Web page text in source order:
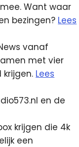
Want waar
bezingen? Lees
vanaf
met vier
Lees
en de
krijgen die 4k
een